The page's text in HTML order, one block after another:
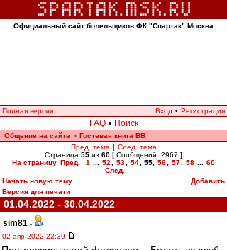
Официальный сайт болельщиков ФК "Спартак" Москва
Полная версия Вход • Регистрация
FAQ • Поиск
Общение на сайте » Гостевая книга ВВ
Пред. тема | След. тема
Страница 55 из 60 [ Сообщений: 2967 ]
На страницу Пред. 1 52 53 54 55 56 57 58
60
След.
Начать новую тему
Добавить
Версия для печати
01.04.2022 - 30.04.2022
sim81 -
02 апр 2022 22:39